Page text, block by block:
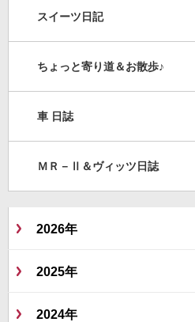
スイーツ日記
ちょっと寄り道＆お散歩♪
車 日誌
ＭＲ－Ⅱ＆ヴィッツ日誌
2026年
2025年
2024年